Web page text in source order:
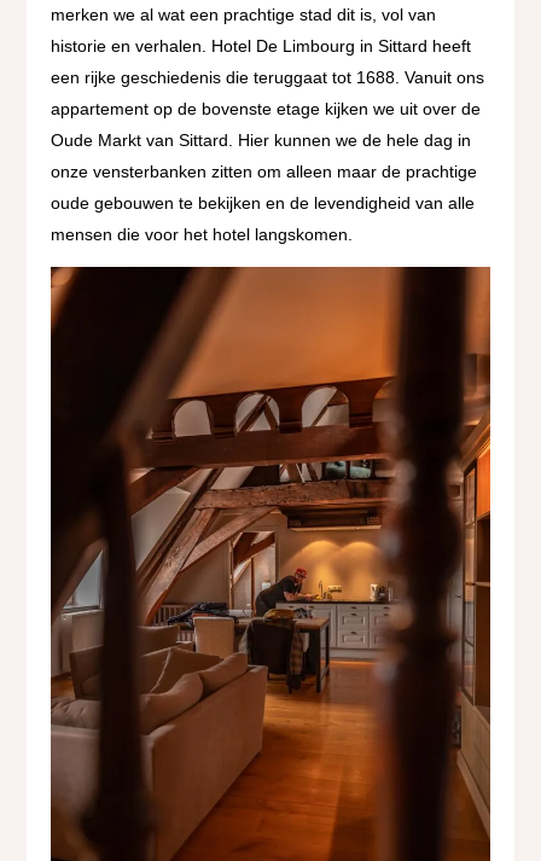
merken we al wat een prachtige stad dit is, vol van
historie en verhalen. Hotel De Limbourg in Sittard heeft
een rijke geschiedenis die teruggaat tot 1688. Vanuit ons
appartement op de bovenste etage kijken we uit over de
Oude Markt van Sittard. Hier kunnen we de hele dag in
onze vensterbanken zitten om alleen maar de prachtige
oude gebouwen te bekijken en de levendigheid van alle
mensen die voor het hotel langskomen.